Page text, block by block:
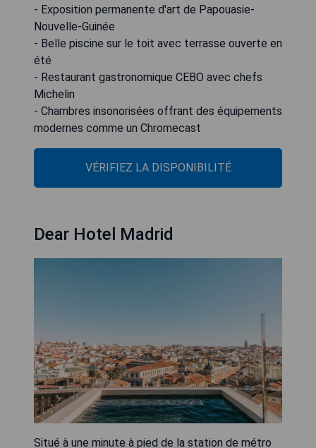
- Exposition permanente d'art de Papouasie-
Nouvelle-Guinée
- Belle piscine sur le toit avec terrasse ouverte en
été
- Restaurant gastronomique CEBO avec chefs
Michelin
- Chambres insonorisées offrant des équipements
modernes comme un Chromecast
VÉRIFIEZ LA DISPONIBILITÉ
Dear Hotel Madrid
Situé à une minute à pied de la station de métro